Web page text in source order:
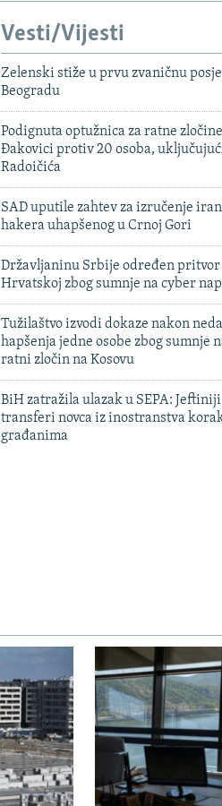
Vesti/Vijesti
Zelenski stiže u prvu zvaničnu
Beogradu
Podignuta optužnica za ratne
Đakovici protiv 20 osoba,
Radoičića
SAD uputile zahtev za izručenje
hakera uhapšenog u Crnoj Gori
Državljaninu Srbije određen pritvor
Hrvatskoj zbog sumnje na cyber
Tužilaštvo izvodi dokaze nakon
hapšenja jedne osobe zbog sumnje
ratni zločin na Kosovu
BiH zatražila ulazak u SEPA: Jeftiniji
transferi novca iz inostranstva
građanima